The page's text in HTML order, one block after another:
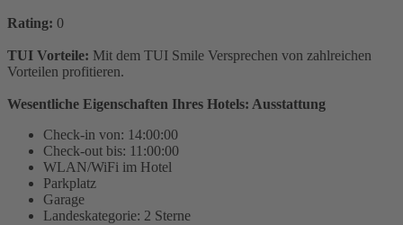
Rating: 0
TUI Vorteile: Mit dem TUI Smile Versprechen von zahlreichen
Vorteilen profitieren.
Wesentliche Eigenschaften Ihres Hotels: Ausstattung
Check-in von: 14:00:00
Check-out bis: 11:00:00
WLAN/WiFi im Hotel
Parkplatz
Garage
Landeskategorie: 2 Sterne